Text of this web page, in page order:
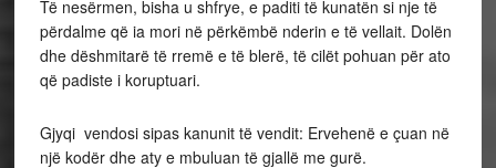
Të nesërmen, bisha u shfrye, e paditi të kunatën si nje të
përdalme që ia mori në përkëmbë nderin e të vellait. Dolën
dhe dëshmitarë të rremë e të blerë, të cilët pohuan për ato
që padiste i koruptuari.
Gjyqi vendosi sipas kanunit të vendit: Ervehenë e çuan në
një kodër dhe aty e mbuluan të gjallë me gurë.